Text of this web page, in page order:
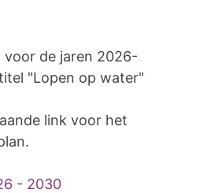
voor de jaren 2026-
"Lopen op water"
link voor het
- 2030